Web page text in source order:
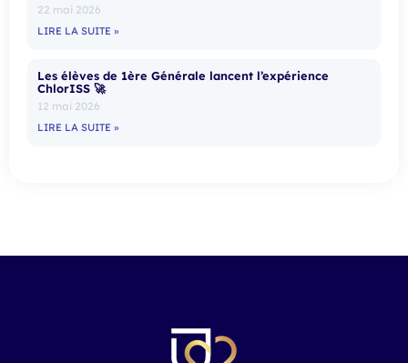
22 mai 2026
LIRE LA SUITE »
Les élèves de 1ère Générale lancent l’expérience
ChlorISS 🚀
12 mai 2026
LIRE LA SUITE »